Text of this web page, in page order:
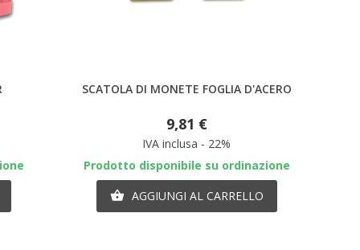
SCATOLA DI MONETE FOGLIA D'ACERO
9,81 €
IVA inclusa - 22%
Prodotto disponibile su ordinazione
 AGGIUNGI AL CARRELLO
×